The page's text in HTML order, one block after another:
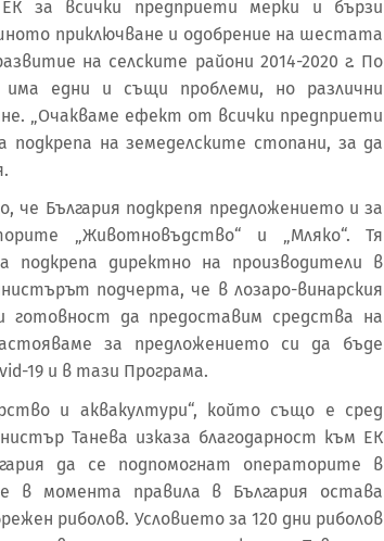
ЕК за всички предприети мерки и бързи
приключване и одобрение на шестата
на селските райони 2014-2020 г. По
едни и същи проблеми, но различни
„Очакваме ефект от всички предприети
на земеделските стопани, за да
че България подкрепя предложението и за
„Животновъдство“ и „Мляко“. Тя
подкрепа директно на производители в
подчерта, че в лозаро-винарския
да предоставим средства на
за предложението си да бъде
19 и в тази Програма.
и аквакултури“, който също е сред
Танева изказа благодарност към ЕК
да се подпомогнат операторите в
в момента правила в България остава
риболов. Условието за 120 дни риболов